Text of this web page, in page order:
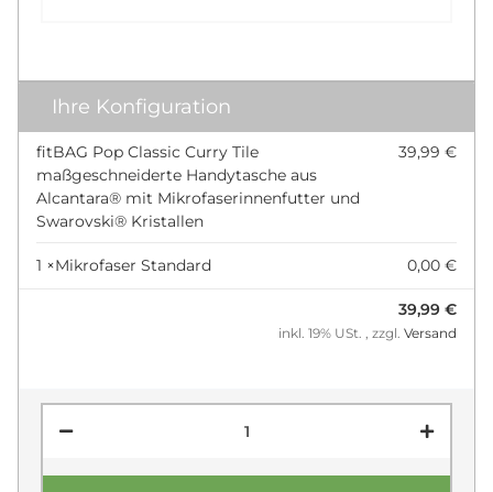
Ihre Konfiguration
fitBAG Pop Classic Curry Tile
maßgeschneiderte Handytasche aus
Alcantara® mit Mikrofaserinnenfutter und
Swarovski® Kristallen
39,99 €
1 ×Mikrofaser Standard 0,00 €
39,99 €
inkl. 19% USt. , zzgl. Versand